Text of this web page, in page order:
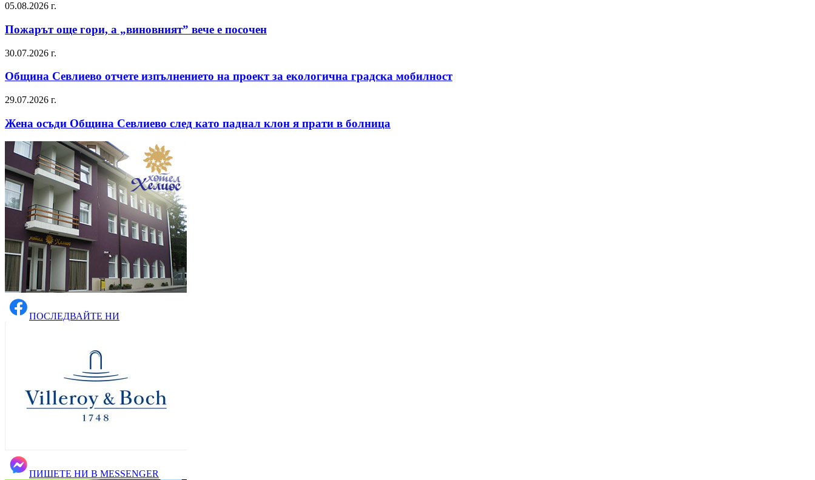
05.08.2026 г.
Пожарът още гори, а „виновният” вече е посочен
30.07.2026 г.
Община Севлиево отчете изпълнението на проект за екологична градска мобилност
29.07.2026 г.
Жена осъди Община Севлиево след като паднал клон я прати в болница
ПОСЛЕДВАЙТЕ НИ
ПИШЕТЕ НИ В MESSENGER